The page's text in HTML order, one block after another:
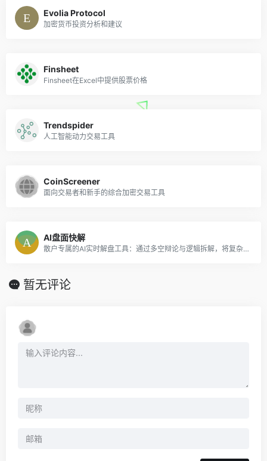
Evolia Protocol
加密货币投资分析和建议
Finsheet
Finsheet在Excel中提供股票价格
Trendspider
人工智能动力交易工具
CoinScreener
面向交易者和新手的综合加密交易工具
AI盘面快解
散户专属的AI实时解盘工具：通过多空辩论与逻辑拆解，将复杂盘面转化为清晰决策支撑。
暂无评论